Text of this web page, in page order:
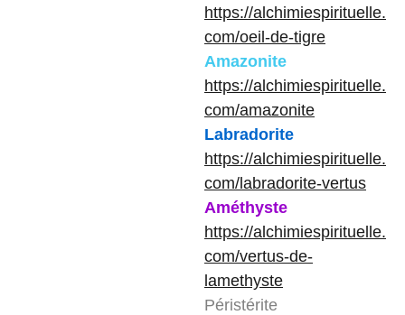
https://alchimiespirituelle.
com/oeil-de-tigre
Amazonite
https://alchimiespirituelle.
com/amazonite
Labradorite
https://alchimiespirituelle.
com/labradorite-vertus
Améthyste
https://alchimiespirituelle.
com/vertus-de-
lamethyste
Péristérite